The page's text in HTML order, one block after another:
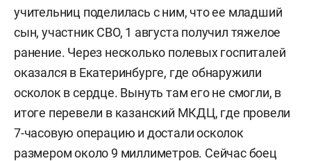
учительниц поделилась с ним, что ее младший
сын, участник СВО, 1 августа получил тяжелое
ранение. Через несколько полевых госпиталей
оказался в Екатеринбурге, где обнаружили
осколок в сердце. Вынуть там его не смогли, в
итоге перевели в казанский МКДЦ, где провели
7-часовую операцию и достали осколок
размером около 9 миллиметров. Сейчас боец